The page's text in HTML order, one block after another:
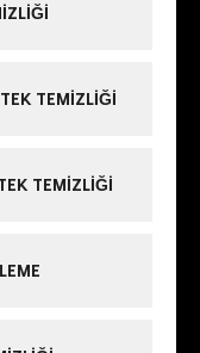
TEMIZLIĞI
TEMIZLIĞI